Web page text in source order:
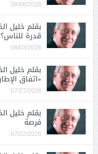
08/06/2026
بقلم خليل
قدرة
08/03/2026
بقلم خليل
«اتفاق
07/27/2026
بقلم خليل
فرصة
07/22/2026